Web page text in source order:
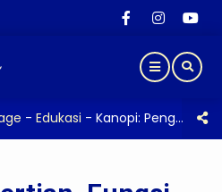
- Edukasi - Kanopi: Pengertian, Fungsi, Jenis, dan Tips Memilih yang Tepat